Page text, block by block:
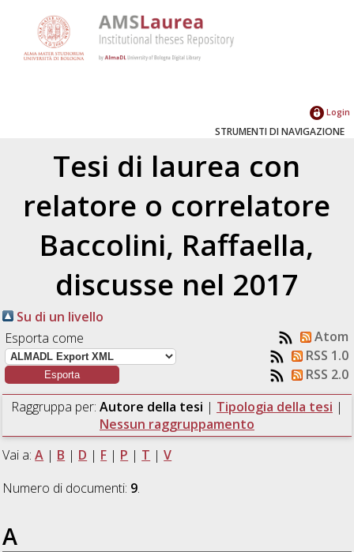
Login
STRUMENTI DI NAVIGAZIONE
Tesi di laurea con
relatore o correlatore
Baccolini, Raffaella,
discusse nel 2017
Su di un livello
Esporta come
Atom
RSS 1.0
RSS 2.0
Raggruppa per: Autore della tesi | Tipologia della tesi |
Nessun raggruppamento
Vai a:A | B | D | F | P | T |V
Numero di documenti: 9.
A